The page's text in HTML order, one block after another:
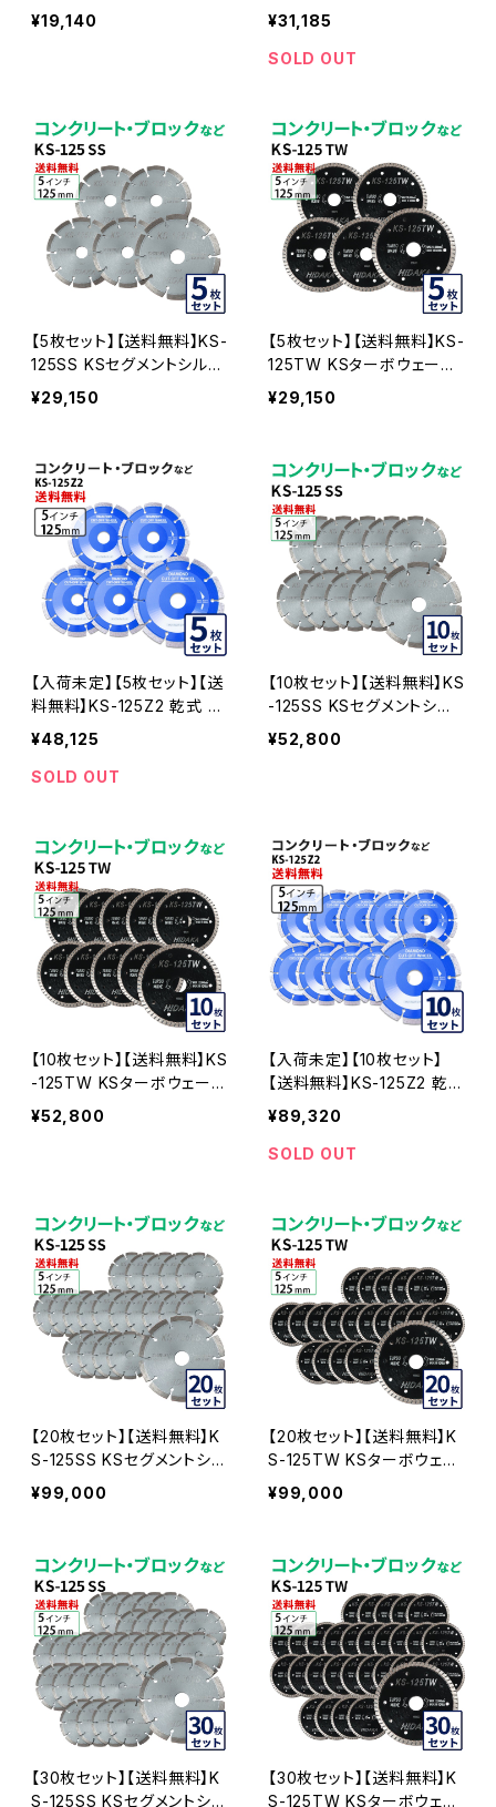
5インチ 125mm コンクリー
ト・ブロックなどの切断用
¥19,140
Sセグメント ゼットツー 5イ
ンチ 125mm コンクリート・
ブロックなどの切断 ダイヤ
Z2-03
¥31,185
SOLD OUT
【5枚セット】【送料無料】KS-
125SS KSセグメントシルバ
ー 5インチ 125mm コンクリ
ート・ブロックなどの切断用
¥29,150
【5枚セット】【送料無料】KS-
125TW KSターボウェーブ
5インチ 125mm コンクリー
ト・ブロックなどの切断用
¥29,150
【入荷未定】【5枚セット】【送
料無料】KS-125Z2 乾式 K
Sセグメント ゼットツー 5イ
ンチ 125mm コンクリート・
ブロックなどの切断 ダイヤ
Z2-05
¥48,125
SOLD OUT
【10枚セット】【送料無料】KS
-125SS KSセグメントシル
バー 5インチ 125mm コン
クリート・ブロックなどの切
¥52,800
【10枚セット】【送料無料】KS
-125TW KSターボウェーブ
5インチ 125mm コンクリー
ト・ブロックなどの切断用
¥52,800
【入荷未定】【10枚セット】
【送料無料】KS-125Z2 乾式
KSセグメント ゼットツー 5
インチ 125mm コンクリー
ト・ブロックなどの切断 ダイ
25Z2-10
¥89,320
SOLD OUT
【20枚セット】【送料無料】K
S-125SS KSセグメントシル
バー 5インチ 125mm コン
クリート・ブロックなどの切
刃(ks-125ss-20)
¥99,000
【20枚セット】【送料無料】K
S-125TW KSターボウェー
ブ 5インチ 125mm コンクリ
ート・ブロックなどの切断用
¥99,000
【30枚セット】【送料無料】K
S-125SS KSセグメントシル
【30枚セット】【送料無料】K
S-125TW KSターボウェー